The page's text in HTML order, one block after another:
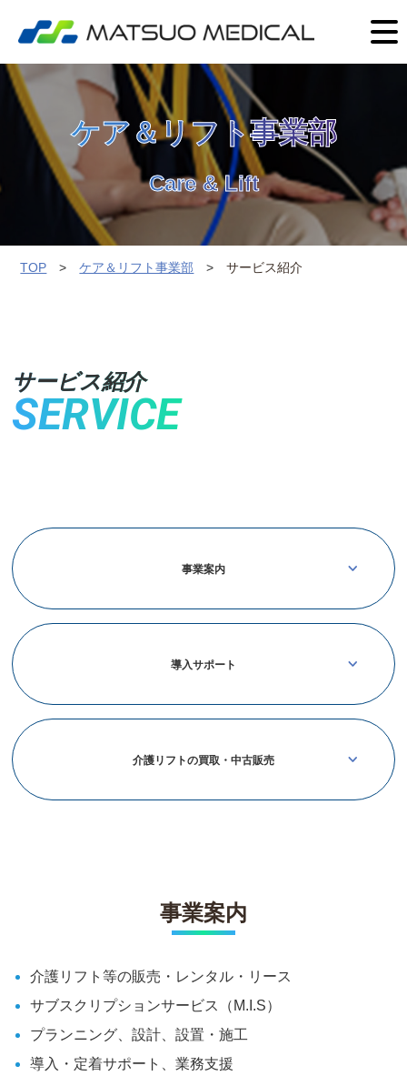
ケア＆リフト事業部
Care & Lift
TOP ケア＆リフト事業部 サービス紹介
サービス紹介
SERVICE
事業案内
導入サポート
介護リフトの買取・中古販売
事業案内
介護リフト等の販売・レンタル・リース
サブスクリプションサービス（M.I.S）
プランニング、設計、設置・施工
導入・定着サポート、業務支援